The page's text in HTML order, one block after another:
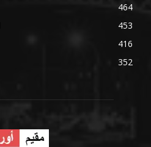
464
453
416
352